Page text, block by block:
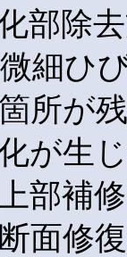
部除
細ひ
所が
が生
部補
面修